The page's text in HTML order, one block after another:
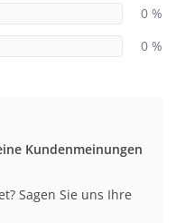
0 %
0 %
Kundenmeinungen
Sagen Sie uns Ihre